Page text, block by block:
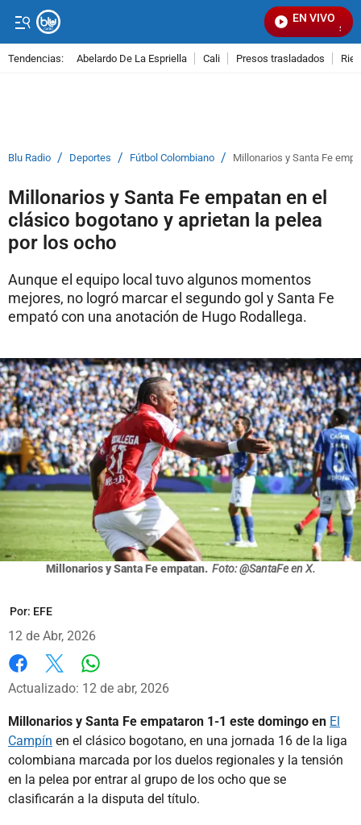
EN VIVO
Señal
Tendencias: Abelardo De La Espriella Cali Presos trasladados
Blu Radio / Deportes / Fútbol Colombiano / Millonarios y Santa Fe
Millonarios y Santa Fe empatan en el
clásico bogotano y aprietan la pelea
por los ocho
Aunque el equipo local tuvo algunos momentos
mejores, no logró marcar el segundo gol y Santa Fe
empató con una anotación de Hugo Rodallega.
Millonarios y Santa Fe empatan. Foto: @SantaFe en X.
Por: EFE
12 de Abr, 2026
Facebook
X
Actualizado: 12 de abr, 2026
Millonarios y Santa Fe empataron 1-1 este domingo en El
Campín en el clásico bogotano, en una jornada 16 de la liga
colombiana marcada por los duelos regionales y la tensión
en la pelea por entrar al grupo de los ocho que se
clasificarán a la disputa del título.